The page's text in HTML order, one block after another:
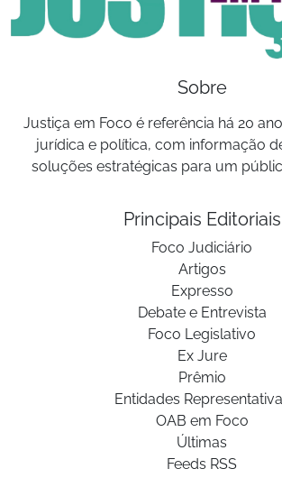
Sobre
Justiça em Foco é referência há 20
jurídica e política, com informação
soluções estratégicas para um
Principais Editoriais
Foco Judiciário
Artigos
Expresso
Debate e Entrevista
Foco Legislativo
Ex Jure
Prêmio
Entidades
OAB em Foco
Últimas
Feeds RSS